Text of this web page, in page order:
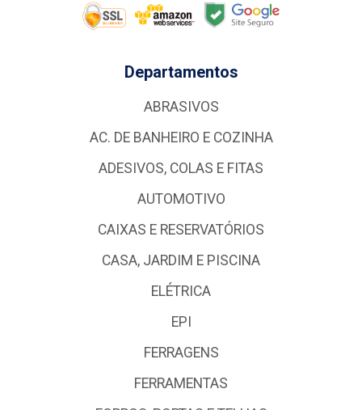
Departamentos
ABRASIVOS
AC. DE BANHEIRO E COZINHA
ADESIVOS, COLAS E FITAS
AUTOMOTIVO
CAIXAS E RESERVATÓRIOS
CASA, JARDIM E PISCINA
ELÉTRICA
EPI
FERRAGENS
FERRAMENTAS